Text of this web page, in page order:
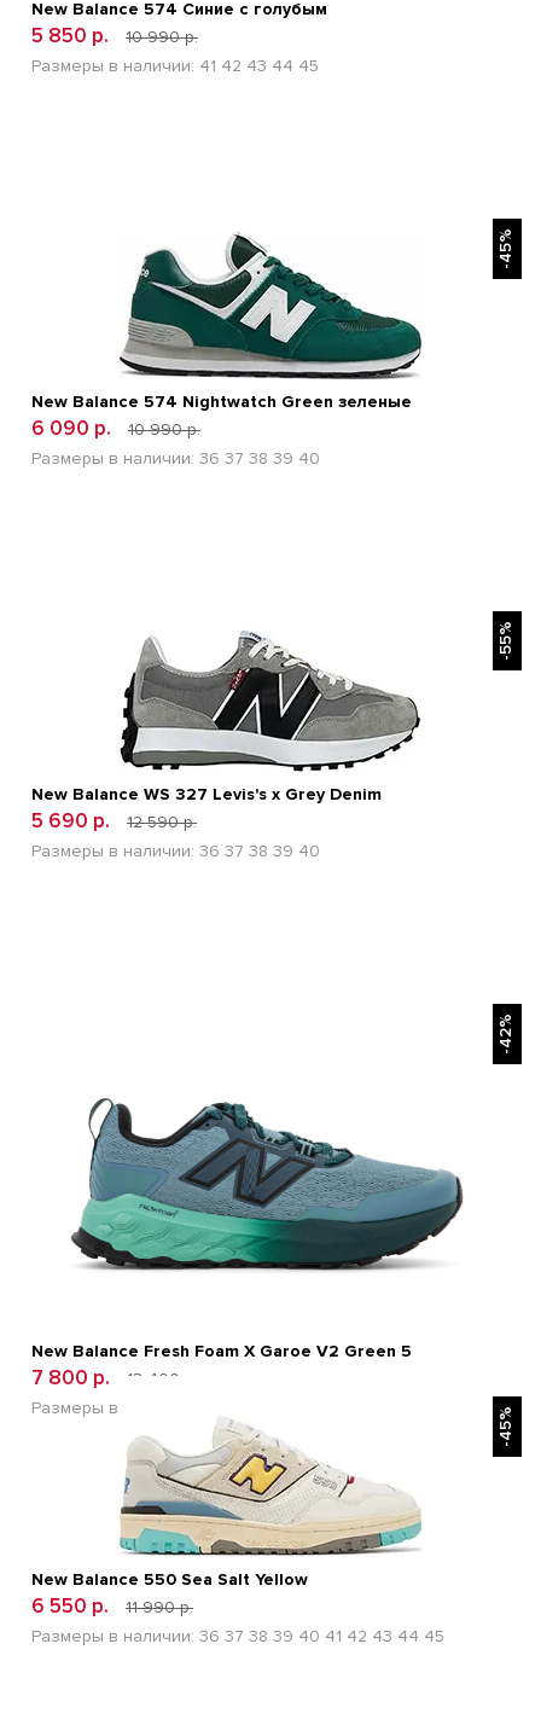
New Balance 574 Синие с голубым
5 850 р.
10 990 р.
Размеры в наличии: 41 42 43 44 45
-45%
New Balance 574 Nightwatch Green зеленые
6 090 р.
10 990 р.
Размеры в наличии: 36 37 38 39 40
-55%
New Balance WS 327 Levis's x Grey Denim
5 690 р.
12 590 р.
Размеры в наличии: 36 37 38 39 40
-42%
New Balance Fresh Foam X Garoe V2 Green 5
7 800 р.
13 400 р.
Размеры в наличии:
-45%
New Balance 550 Sea Salt Yellow
6 550 р.
11 990 р.
Размеры в наличии: 36 37 38 39 40 41 42 43 44 45